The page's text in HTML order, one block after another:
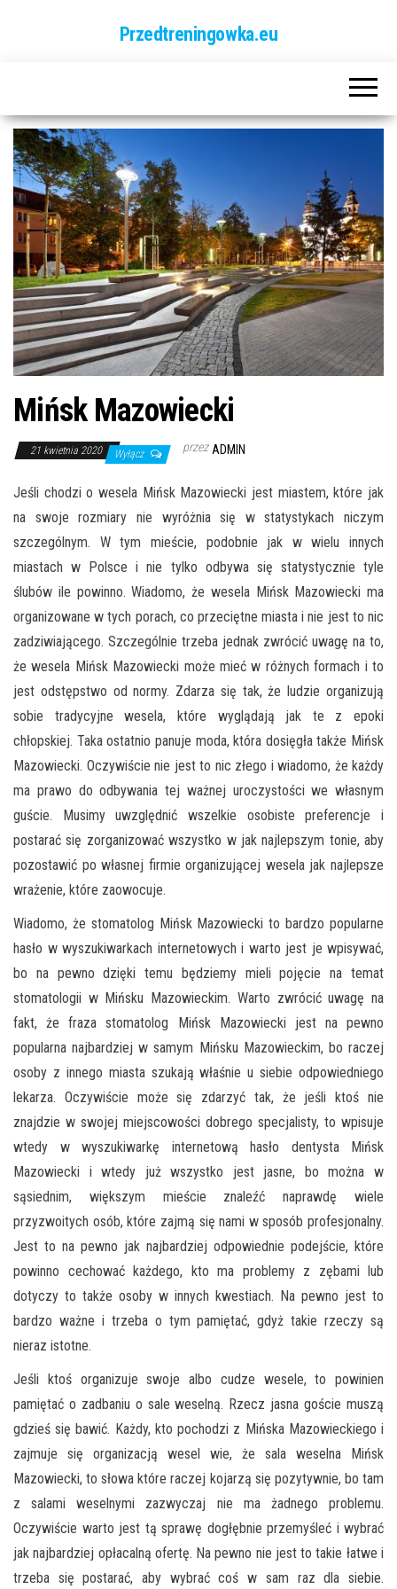
Przedtreningowka.eu
Mińsk Mazowiecki
21 kwietnia 2020 Wyłącz przez ADMIN
Jeśli chodzi o wesela Mińsk Mazowiecki jest miastem, które jak
na swoje rozmiary nie wyróżnia się w statystykach niczym
szczególnym. W tym mieście, podobnie jak w wielu innych
miastach w Polsce i nie tylko odbywa się statystycznie tyle
ślubów ile powinno. Wiadomo, że wesela Mińsk Mazowiecki ma
organizowane w tych porach, co przeciętne miasta i nie jest to nic
zadziwiającego. Szczególnie trzeba jednak zwrócić uwagę na to,
że wesela Mińsk Mazowiecki może mieć w różnych formach i to
jest odstępstwo od normy. Zdarza się tak, że ludzie organizują
sobie tradycyjne wesela, które wyglądają jak te z epoki
chłopskiej. Taka ostatnio panuje moda, która dosięgła także Mińsk
Mazowiecki. Oczywiście nie jest to nic złego i wiadomo, że każdy
ma prawo do odbywania tej ważnej uroczystości we własnym
guście. Musimy uwzględnić wszelkie osobiste preferencje i
postarać się zorganizować wszystko w jak najlepszym tonie, aby
pozostawić po własnej firmie organizującej wesela jak najlepsze
wrażenie, które zaowocuje.
Wiadomo, że stomatolog Mińsk Mazowiecki to bardzo popularne
hasło w wyszukiwarkach internetowych i warto jest je wpisywać,
bo na pewno dzięki temu będziemy mieli pojęcie na temat
stomatologii w Mińsku Mazowieckim. Warto zwrócić uwagę na
fakt, że fraza stomatolog Mińsk Mazowiecki jest na pewno
popularna najbardziej w samym Mińsku Mazowieckim, bo raczej
osoby z innego miasta szukają właśnie u siebie odpowiedniego
lekarza. Oczywiście może się zdarzyć tak, że jeśli ktoś nie
znajdzie w swojej miejscowości dobrego specjalisty, to wpisuje
wtedy w wyszukiwarkę internetową hasło dentysta Mińsk
Mazowiecki i wtedy już wszystko jest jasne, bo można w
sąsiednim, większym mieście znaleźć naprawdę wiele
przyzwoitych osób, które zajmą się nami w sposób profesjonalny.
Jest to na pewno jak najbardziej odpowiednie podejście, które
powinno cechować każdego, kto ma problemy z zębami lub
dotyczy to także osoby w innych kwestiach. Na pewno jest to
bardzo ważne i trzeba o tym pamiętać, gdyż takie rzeczy są
nieraz istotne.
Jeśli ktoś organizuje swoje albo cudze wesele, to powinien
pamiętać o zadbaniu o sale weselną. Rzecz jasna goście muszą
gdzieś się bawić. Każdy, kto pochodzi z Mińska Mazowieckiego i
zajmuje się organizacją wesel wie, że sala weselna Mińsk
Mazowiecki, to słowa które raczej kojarzą się pozytywnie, bo tam
z salami weselnymi zazwyczaj nie ma żadnego problemu.
Oczywiście warto jest tą sprawę dogłębnie przemyśleć i wybrać
jak najbardziej opłacalną ofertę. Na pewno nie jest to takie łatwe i
trzeba się postarać, aby wybrać coś w sam raz dla siebie.